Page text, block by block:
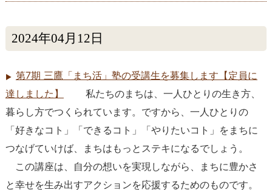
2024年04月12日
第7期 三鷹「まち活」塾の受講生を募集します【定員に
達しました】
私たちのまちは、一人ひとりの生き方、
暮らし方でつくられています。ですから、一人ひとりの
「好きなコト」「できるコト」「やりたいコト」をまちに
つなげていけば、まちはもっとステキになるでしょう。
この講座は、自分の想いを実現しながら、まちに豊かさ
と幸せを生み出すアクションを応援するためのものです。